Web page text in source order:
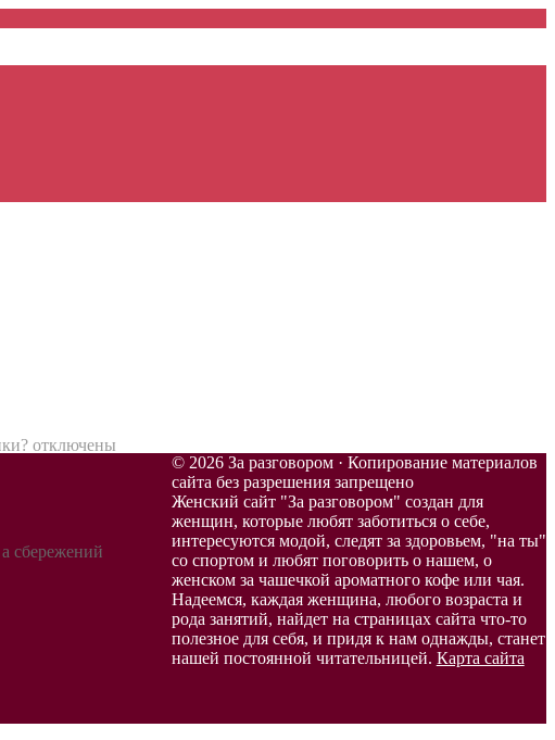
отключены
сбережений
© 2026 За разговором · Копирование материалов
сайта без разрешения запрещено
Женский сайт "За разговором" создан для
женщин, которые любят заботиться о себе,
интересуются модой, следят за здоровьем, "на ты"
со спортом и любят поговорить о нашем, о
женском за чашечкой ароматного кофе или чая.
Надеемся, каждая женщина, любого возраста и
рода занятий, найдет на страницах сайта что-то
полезное для себя, и придя к нам однажды, станет
нашей постоянной читательницей. Карта сайта